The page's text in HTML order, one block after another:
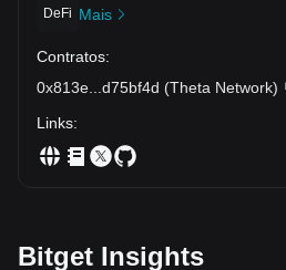
DeFi Mais
Contratos:
0x813e
d75bf4d (Theta Network)
Links:
Bitget Insights